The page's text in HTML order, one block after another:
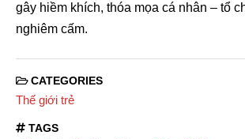
gây hiềm khích, thóa mọa cá nhân – tổ
nghiêm cấm.
CATEGORIES
Thế giới trẻ
TAGS